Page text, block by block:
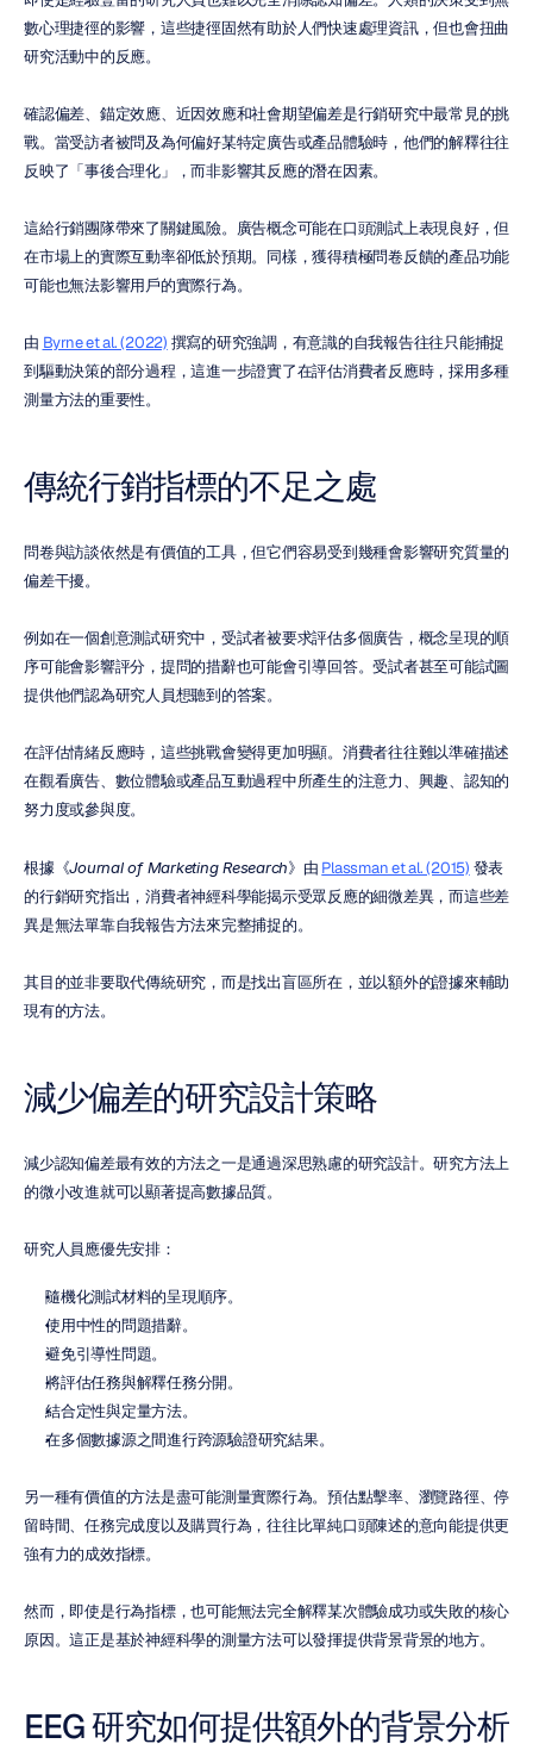
數心理捷徑的影響，這些捷徑固然有助於人們快速處理資訊，但也會扭曲
研究活動中的反應。
確認偏差、錨定效應、近因效應和社會期望偏差是行銷研究中最常見的挑
戰。當受訪者被問及為何偏好某特定廣告或產品體驗時，他們的解釋往往
反映了「事後合理化」，而非影響其反應的潛在因素。
這給行銷團隊帶來了關鍵風險。廣告概念可能在口頭測試上表現良好，但
在市場上的實際互動率卻低於預期。同樣，獲得積極問卷反饋的產品功能
可能也無法影響用戶的實際行為。
由 Byrne et al. (2022) 撰寫的研究強調，有意識的自我報告往往只能捕捉
到驅動決策的部分過程，這進一步證實了在評估消費者反應時，採用多種
測量方法的重要性。
傳統行銷指標的不足之處
問卷與訪談依然是有價值的工具，但它們容易受到幾種會影響研究質量的
偏差干擾。
例如在一個創意測試研究中，受試者被要求評估多個廣告，概念呈現的順
序可能會影響評分，提問的措辭也可能會引導回答。受試者甚至可能試圖
提供他們認為研究人員想聽到的答案。
在評估情緒反應時，這些挑戰會變得更加明顯。消費者往往難以準確描述
在觀看廣告、數位體驗或產品互動過程中所產生的注意力、興趣、認知的
努力度或參與度。
根據《Journal of Marketing Research》由 Plassman et al. (2015) 發表
的行銷研究指出，消費者神經科學能揭示受眾反應的細微差異，而這些差
異是無法單靠自我報告方法來完整捕捉的。
其目的並非要取代傳統研究，而是找出盲區所在，並以額外的證據來輔助
現有的方法。
減少偏差的研究設計策略
減少認知偏差最有效的方法之一是通過深思熟慮的研究設計。研究方法上
的微小改進就可以顯著提高數據品質。
研究人員應優先安排：
隨機化測試材料的呈現順序。
使用中性的問題措辭。
避免引導性問題。
將評估任務與解釋任務分開。
結合定性與定量方法。
在多個數據源之間進行跨源驗證研究結果。
另一種有價值的方法是盡可能測量實際行為。預估點擊率、瀏覽路徑、停
留時間、任務完成度以及購買行為，往往比單純口頭陳述的意向能提供更
強有力的成效指標。
然而，即使是行為指標，也可能無法完全解釋某次體驗成功或失敗的核心
原因。這正是基於神經科學的測量方法可以發揮提供背景背景的地方。
EEG 研究如何提供額外的背景分析